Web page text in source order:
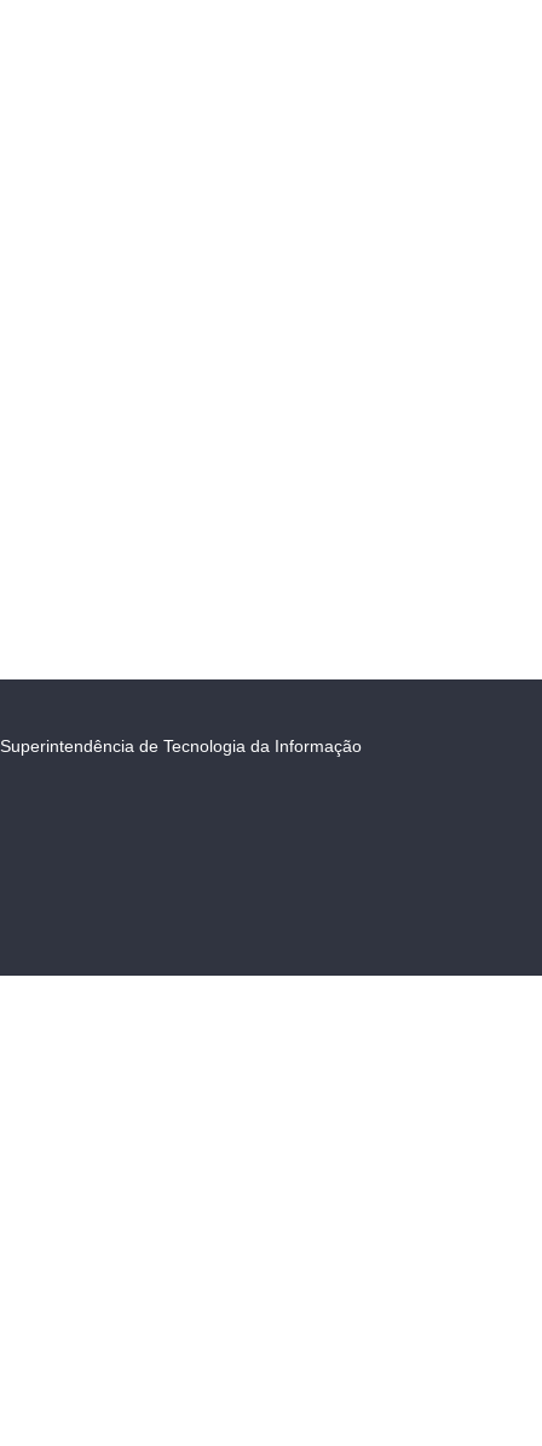
Superintendência de Tecnologia da Informação